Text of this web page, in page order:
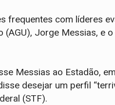
frequentes com líderes
(AGU), Jorge Messias, e
Messias ao Estadão,
desejar um perfil
(STF).